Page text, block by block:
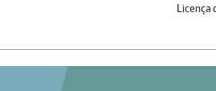
Licença